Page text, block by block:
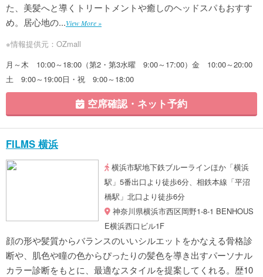
た、美髪へと導くトリートメントや癒しのヘッドスパもおすす
め。居心地の...View More »
※情報提供元：OZmall
月～木 10:00～18:00（第2・第3水曜 9:00～17:00）金 10:00～20:00
土 9:00～19:00日・祝 9:00～18:00
空席確認・ネット予約
FILMS 横浜
横浜市駅地下鉄ブルーラインほか「横浜
駅」5番出口より徒歩6分、相鉄本線「平沼
橋駅」北口より徒歩6分
神奈川県横浜市西区岡野1-8-1 BENHOUS
E横浜西口ビル1F
顔の形や髪質からバランスのいいシルエットをかなえる骨格診
断や、肌色や瞳の色からぴったりの髪色を導き出すパーソナル
カラー診断をもとに、最適なスタイルを提案してくれる。歴10